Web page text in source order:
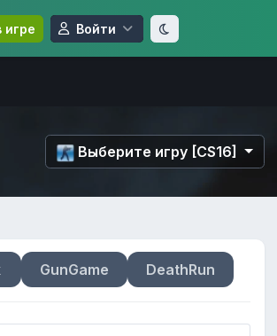
игре Войти
Выберите игру [CS16]
GunGame DeathRun